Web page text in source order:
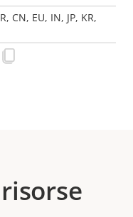
CN, EU, IN, JP, KR,